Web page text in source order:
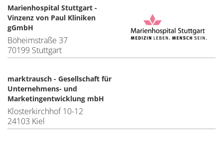
Marienhospital Stuttgart -
Vinzenz von Paul Kliniken
gGmbH
Böheimstraße 37
70199 Stuttgart
marktrausch - Gesellschaft für
Unternehmens- und
Marketingentwicklung mbH
Klosterkirchhof 10-12
24103 Kiel